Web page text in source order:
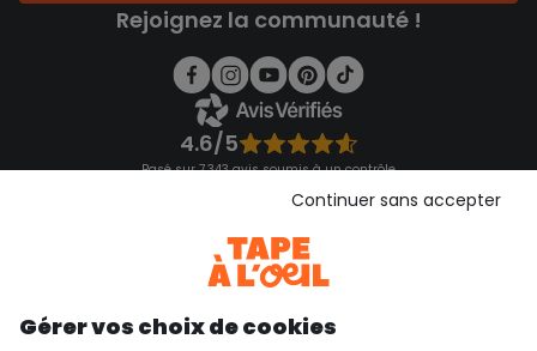
Rejoignez la communauté !
4.6/5
Basé sur 7 343 avis soumis à un contrôle
Consulter les CGU
Gérer vos choix de cookies
Continuer sans accepter